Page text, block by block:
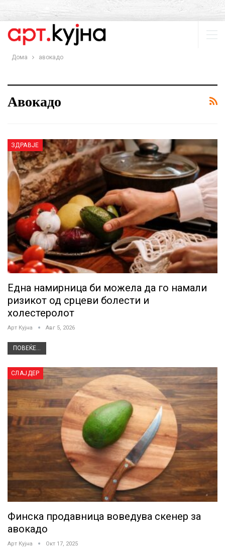
Дома авокадо
Авокадо
ЗДРАВЈЕ
Една намирница би можела да го намали
ризикот од срцеви болести и
холестеролот
Арт Кујна Авг 5, 2026
ПОВЕЌЕ...
СЛАЈДЕР
Финска продавница воведува скенер за
авокадо
Арт Кујна Окт 17, 2025